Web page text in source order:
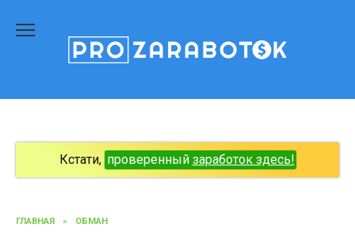
содержанию
Кстати, проверенный заработок здесь!
ГЛАВНАЯ » ОБМАН